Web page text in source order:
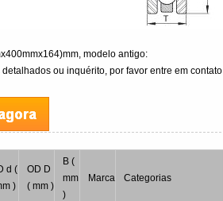
modelo antigo:
ou inquérito, por favor entre em contato
d (
)
OD D
( mm )
B (
mm
)
Marca Categorias